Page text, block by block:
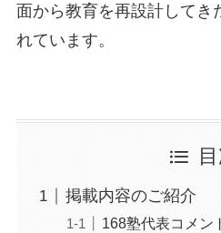
面から教育を再設計してき
れています。
掲載内容のご紹介
168塾代表コメン